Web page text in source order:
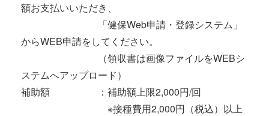
額お支払いいただき、
「健保Web申請・登録システム」
からWEB申請をしてください。
（領収書は画像ファイルをWEBシ
ステムへアップロード）
補助額 ：補助額上限2,000円/回
※接種費用2,000円（税込）以上